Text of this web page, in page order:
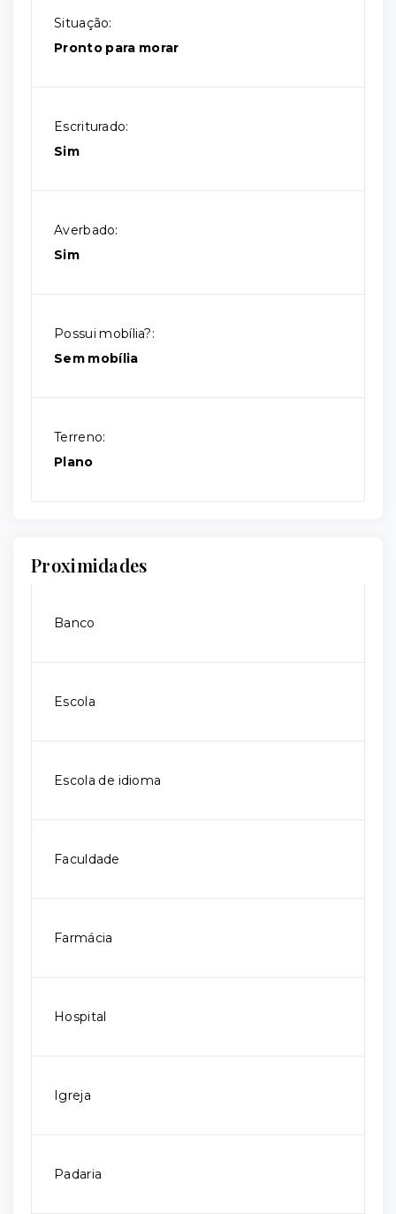
Situação:
Pronto para morar
Escriturado:
Sim
Averbado:
Sim
Possui mobília?:
Sem mobília
Terreno:
Plano
Proximidades
Banco
Escola
Escola de idioma
Faculdade
Farmácia
Hospital
Igreja
Padaria